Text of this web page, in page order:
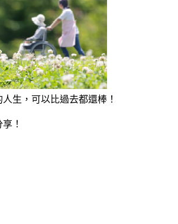
生，可以比過去都還棒！
！